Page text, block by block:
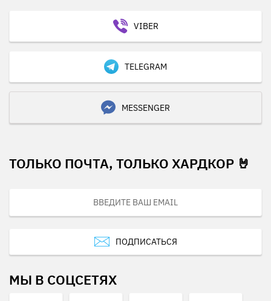
VIBER
TELEGRAM
MESSENGER
ТОЛЬКО ПОЧТА, ТОЛЬКО ХАРДКОР 🤘
ПОДПИСАТЬСЯ
МЫ В СОЦСЕТЯХ